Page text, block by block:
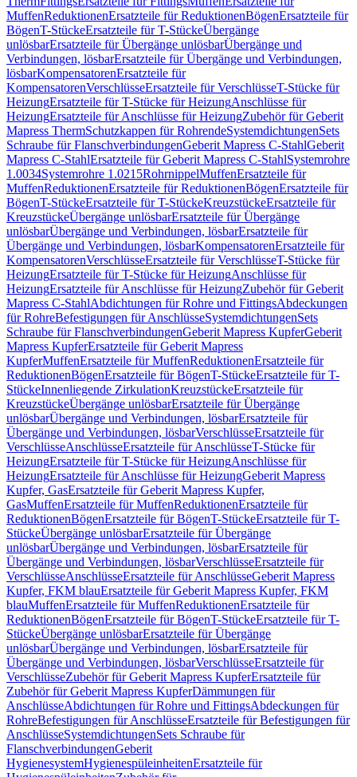
MuffenReduktionenErsatzteile für ReduktionenBögenErsatzteile für
BögenT-StückeErsatzteile für T-StückeÜbergänge
unlösbarErsatzteile für Übergänge unlösbarÜbergänge und
Verbindungen, lösbarErsatzteile für Übergänge und Verbindungen,
lösbarKompensatorenErsatzteile für
KompensatorenVerschlüsseErsatzteile für VerschlüsseT-Stücke für
HeizungErsatzteile für T-Stücke für HeizungAnschlüsse für
HeizungErsatzteile für Anschlüsse für HeizungZubehör für Geberit
Mapress ThermSchutzkappen für RohrendeSystemdichtungenSets
Schraube für FlanschverbindungenGeberit Mapress C-StahlGeberit
Mapress C-StahlErsatzteile für Geberit Mapress C-StahlSystemrohre
1.0034Systemrohre 1.0215RohrnippelMuffenErsatzteile für
MuffenReduktionenErsatzteile für ReduktionenBögenErsatzteile für
BögenT-StückeErsatzteile für T-StückeKreuzstückeErsatzteile für
KreuzstückeÜbergänge unlösbarErsatzteile für Übergänge
unlösbarÜbergänge und Verbindungen, lösbarErsatzteile für
Übergänge und Verbindungen, lösbarKompensatorenErsatzteile für
KompensatorenVerschlüsseErsatzteile für VerschlüsseT-Stücke für
HeizungErsatzteile für T-Stücke für HeizungAnschlüsse für
HeizungErsatzteile für Anschlüsse für HeizungZubehör für Geberit
Mapress C-StahlAbdichtungen für Rohre und FittingsAbdeckungen
für RohreBefestigungen für AnschlüsseSystemdichtungenSets
Schraube für FlanschverbindungenGeberit Mapress KupferGeberit
Mapress KupferErsatzteile für Geberit Mapress
KupferMuffenErsatzteile für MuffenReduktionenErsatzteile für
ReduktionenBögenErsatzteile für BögenT-StückeErsatzteile für T-
StückeInnenliegende ZirkulationKreuzstückeErsatzteile für
KreuzstückeÜbergänge unlösbarErsatzteile für Übergänge
unlösbarÜbergänge und Verbindungen, lösbarErsatzteile für
Übergänge und Verbindungen, lösbarVerschlüsseErsatzteile für
VerschlüsseAnschlüsseErsatzteile für AnschlüsseT-Stücke für
HeizungErsatzteile für T-Stücke für HeizungAnschlüsse für
HeizungErsatzteile für Anschlüsse für HeizungGeberit Mapress
Kupfer, GasErsatzteile für Geberit Mapress Kupfer,
GasMuffenErsatzteile für MuffenReduktionenErsatzteile für
ReduktionenBögenErsatzteile für BögenT-StückeErsatzteile für T-
StückeÜbergänge unlösbarErsatzteile für Übergänge
unlösbarÜbergänge und Verbindungen, lösbarErsatzteile für
Übergänge und Verbindungen, lösbarVerschlüsseErsatzteile für
VerschlüsseAnschlüsseErsatzteile für AnschlüsseGeberit Mapress
Kupfer, FKM blauErsatzteile für Geberit Mapress Kupfer, FKM
blauMuffenErsatzteile für MuffenReduktionenErsatzteile für
ReduktionenBögenErsatzteile für BögenT-StückeErsatzteile für T-
StückeÜbergänge unlösbarErsatzteile für Übergänge
unlösbarÜbergänge und Verbindungen, lösbarErsatzteile für
Übergänge und Verbindungen, lösbarVerschlüsseErsatzteile für
VerschlüsseZubehör für Geberit Mapress KupferErsatzteile für
Zubehör für Geberit Mapress KupferDämmungen für
AnschlüsseAbdichtungen für Rohre und FittingsAbdeckungen für
RohreBefestigungen für AnschlüsseErsatzteile für Befestigungen für
AnschlüsseSystemdichtungenSets Schraube für
FlanschverbindungenGeberit
HygienesystemHygienespüleinheitenErsatzteile für